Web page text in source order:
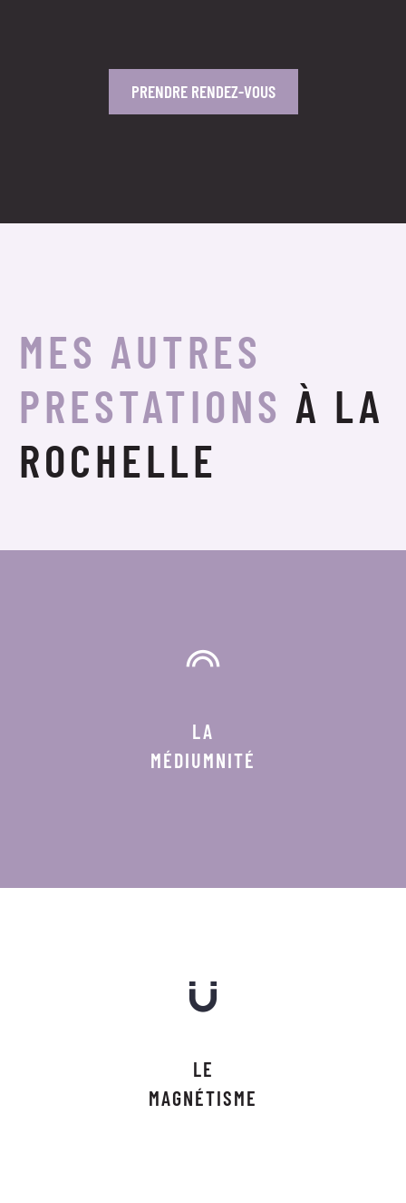
PRENDRE RENDEZ-VOUS
MES AUTRES
PRESTATIONS À LA
ROCHELLE
LA
MÉDIUMNITÉ
LE
MAGNÉTISME